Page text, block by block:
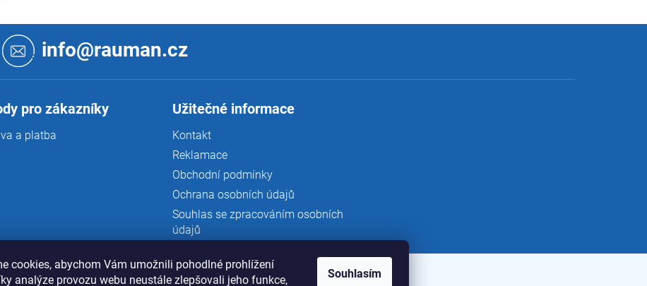
cookies, abychom Vám umožnili pohodlné prohlížení
analýze provozu webu neustále zlepšovali jeho funkce,
Souhlasím
info@rauman.cz
pro zákazníky
a platba
Užitečné informace
Kontakt
Reklamace
Obchodní podmínky
Ochrana osobních údajů
Souhlas se zpracováním osobních
údajů